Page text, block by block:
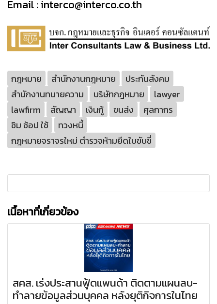
Email :interco@interco.co.th
กฎหมาย สำนักงานกฎหมาย
ประกันสังคม
สำนักงานทนายความ
บริษัทกฎหมาย
lawyer
lawfirm
สัญญา เงินกู้ ขนส่ง
ศุลกากร
ชิม ช้อป ใช้
ทวงหนี้
กฎหมายจราจรใหม่ ตำรวจห้ามยึดใบขับขี่
เนื้อหาที่เกี่ยวข้อง
สคส. เร่งประสานฟู้ดแพนด้า ติดตามแผนลบ-
ทำลายข้อมูลส่วนบุคคล หลังยุติกิจการในไทย